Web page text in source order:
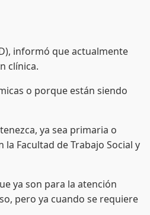
informó que actualmente
clínica.
o porque están siendo
ya sea primaria o
Facultad de Trabajo Social y
ya son para la atención
pero ya cuando se requiere